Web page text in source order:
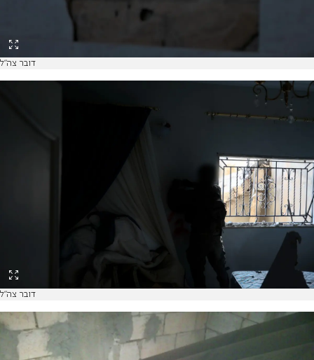
דובר צה"ל
דובר צה"ל